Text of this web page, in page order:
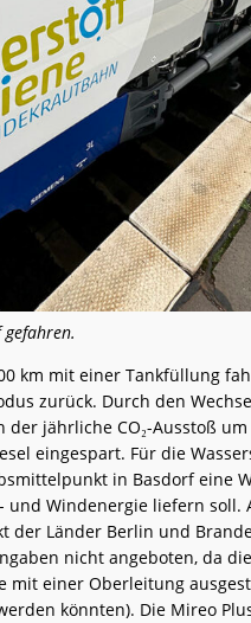
km mit einer Tankfüllung
zurück. Durch den
jährliche CO₂-Ausstoß
eingespart. Für die
in Basdorf eine
und Windenergie liefern soll.
der Länder Berlin und
nicht angeboten, da die
einer Oberleitung
könnten). Die Mireo